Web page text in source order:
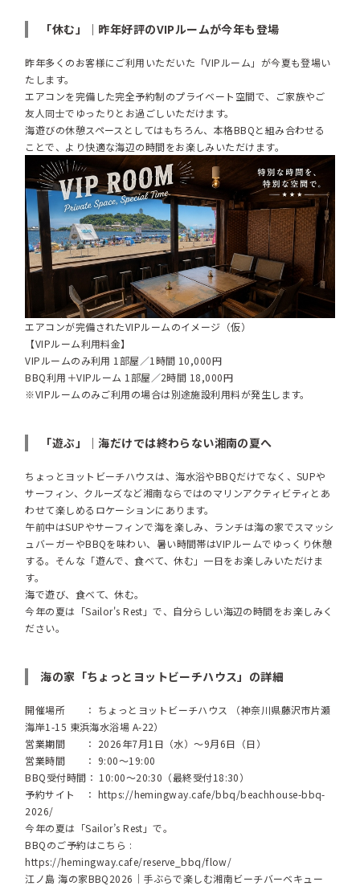
「休む」｜昨年好評のVIPルームが今年も登場
昨年多くのお客様にご利用いただいた「VIPルーム」が今夏も登場い
たします。
エアコンを完備した完全予約制のプライベート空間で、ご家族やご
友人同士でゆったりとお過ごしいただけます。
海遊びの休憩スペースとしてはもちろん、本格BBQと組み合わせる
ことで、より快適な海辺の時間をお楽しみいただけます。
エアコンが完備されたVIPルームのイメージ（仮）
【VIPルーム利用料金】
VIPルームのみ利用 1部屋／1時間 10,000円
BBQ利用＋VIPルーム 1部屋／2時間 18,000円
※VIPルームのみご利用の場合は別途施設利用料が発生します。
「遊ぶ」｜海だけでは終わらない湘南の夏へ
ちょっとヨットビーチハウスは、海水浴やBBQだけでなく、SUPや
サーフィン、クルーズなど湘南ならではのマリンアクティビティとあ
わせて楽しめるロケーションにあります。
午前中はSUPやサーフィンで海を楽しみ、ランチは海の家でスマッシ
ュバーガーやBBQを味わい、暑い時間帯はVIPルームでゆっくり休憩
する。そんな「遊んで、食べて、休む」一日をお楽しみいただけま
す。
海で遊び、食べて、休む。
今年の夏は「Sailor's Rest」で、自分らしい海辺の時間をお楽しみく
ださい。
海の家「ちょっとヨットビーチハウス」の詳細
開催場所 ： ちょっとヨットビーチハウス （神奈川県藤沢市片瀬
海岸1-15 東浜海水浴場 A-22）
営業期間 ： 2026年7月1日（水）～9月6日（日）
営業時間 ： 9:00～19:00
BBQ受付時間： 10:00～20:30（最終受付18:30）
予約サイト ： https://hemingway.cafe/bbq/beachhouse-bbq-
2026/
今年の夏は「Sailor’s Rest」で。
BBQのご予約はこちら :
https://hemingway.cafe/reserve_bbq/flow/
江ノ島 海の家BBQ2026｜手ぶらで楽しむ湘南ビーチバーベキュー